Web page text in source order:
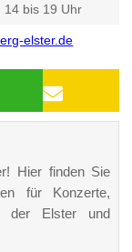
14 bis 19 Uhr
elster.de
Hier finden Sie
für Konzerte,
der Elster und